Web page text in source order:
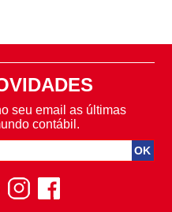
seu email as últimas
contábil.